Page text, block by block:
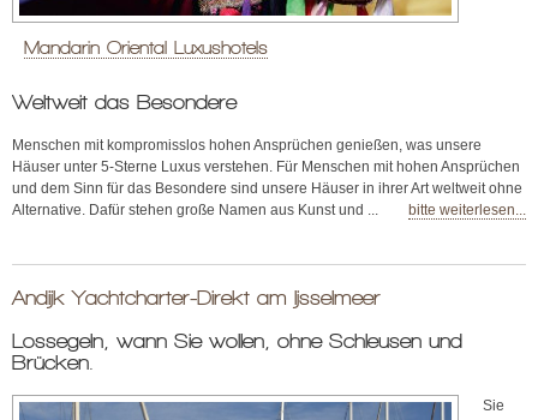
Mandarin Oriental Luxushotels
Weltweit das Besondere
Menschen mit kompromisslos hohen Ansprüchen genießen, was unsere
Häuser unter 5-Sterne Luxus verstehen. Für Menschen mit hohen Ansprüchen
und dem Sinn für das Besondere sind unsere Häuser in ihrer Art weltweit ohne
Alternative. Dafür stehen große Namen aus Kunst und ...
bitte weiterlesen...
Andijk Yachtcharter-Direkt am Ijsselmeer
Lossegeln, wann Sie wollen, ohne Schleusen und
Brücken.
Sie